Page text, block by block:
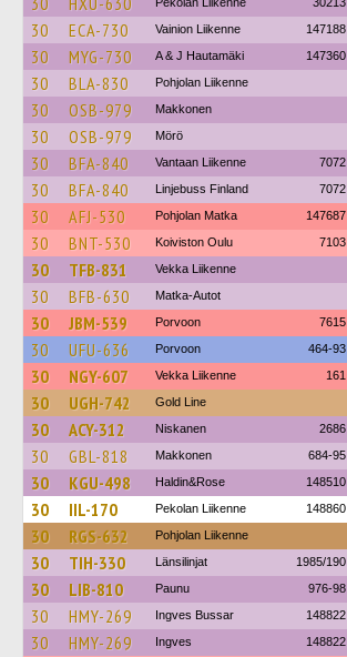
30 ECA-730 Vainion Liikenne 147188
30 MYG-730 A & J Hautamäki 147360
30 BLA-830 Pohjolan Liikenne
30 OSB-979 Makkonen
30 OSB-979 Mörö
30 BFA-840 Vantaan Liikenne 7072
30 BFA-840 Linjebuss Finland 7072
30 AFJ-530 Pohjolan Matka 147687
30 BNT-530 Koiviston Oulu 7103
30 TFB-831 Vekka Liikenne
30 BFB-630 Matka-Autot
30 JBM-539 Porvoon 7615
30 UFU-636 Porvoon 464-93
30 NGY-607 Vekka Liikenne 161
30 UGH-742 Gold Line
30 ACY-312 Niskanen 2686
30 GBL-818 Makkonen 684-95
30 KGU-498 Haldin&Rose 148510
30 IIL-170 Pekolan Liikenne 148860
30 RGS-632 Pohjolan Liikenne
30 TIH-330 Länsilinjat 1985/190
30 LIB-810 Paunu 976-98
30 HMY-269 Ingves Bussar 148822
30 HMY-269 Ingves 148822